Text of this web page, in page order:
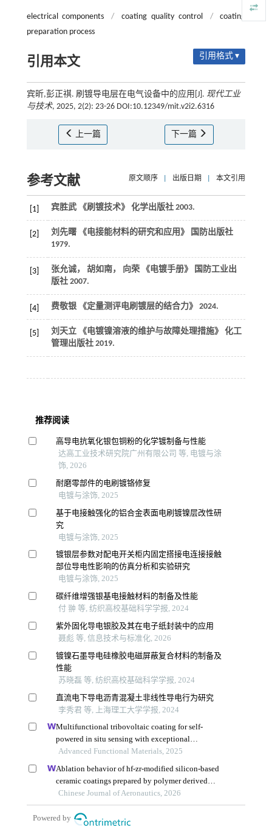
electrical components / coating quality control /
coating
preparation process
引用本文 引用格式 ▾
宾昕,彭正祺. 刷镀导电层在电气设备中的应用[J]. 现代工业
与技术, 2025, 2(2): 23-26 DOI:10.12349/mit.v2i2.6316
上一篇 下一篇
参考文献 原文顺序 出版日期 本文引用
[1] 宾胜武 《刷镀技术》 化学出版社 2003.
[2] 刘先曙 《电接能材料的研究和应用》
国防出版社
1979.
[3] 张允诚， 胡如南， 向荣 《电镀手册》
国防工业出
版社 2007.
[4] 费敬银 《定量测评电刷镀层的结合力》 2024.
[5] 刘天立 《电镀镍溶液的维护与故障处理措施》 化工
管理出版社 2019.